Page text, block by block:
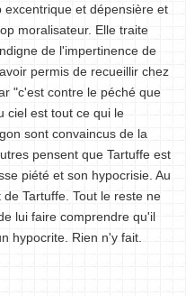
et dépensière et
moralisateur. Elle traite
de l'impertinence de
permis de recueillir chez
"c'est contre le péché que
ciel est tout ce qui le
sont convaincus de la
pensent que Tartuffe est
piété et son hypocrisie. Au
Tartuffe. Tout le reste ne
lui faire comprendre qu'il
hypocrite. Rien n'y fait.